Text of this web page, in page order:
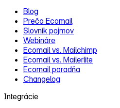
Blog
Prečo Ecomail
Slovník pojmov
Webináre
Ecomail vs. Mailchimp
Ecomail vs. Mailerlite
Ecomail poradňa
Changelog
Integrácie